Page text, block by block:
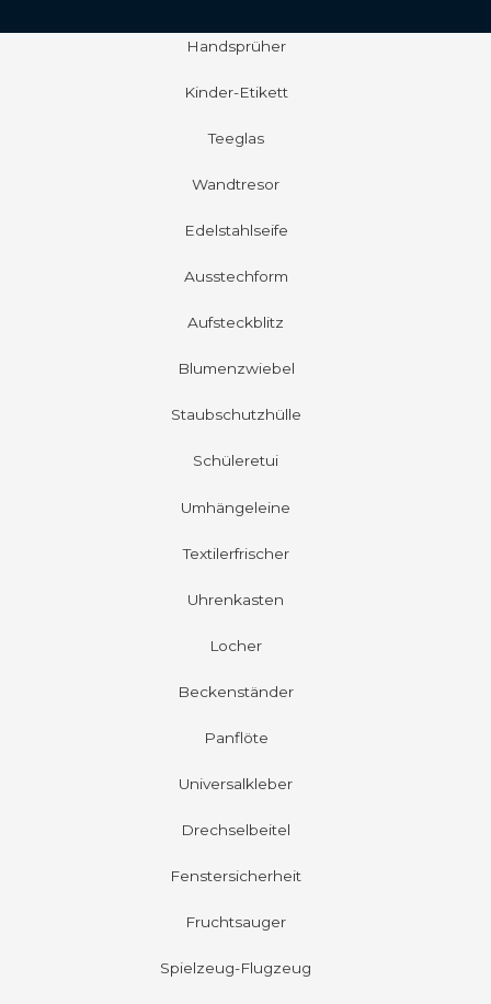
Handsprüher
Kinder-Etikett
Teeglas
Wandtresor
Edelstahlseife
Ausstechform
Aufsteckblitz
Blumenzwiebel
Staubschutzhülle
Schüleretui
Umhängeleine
Textilerfrischer
Uhrenkasten
Locher
Beckenständer
Panflöte
Universalkleber
Drechselbeitel
Fenstersicherheit
Fruchtsauger
Spielzeug-Flugzeug